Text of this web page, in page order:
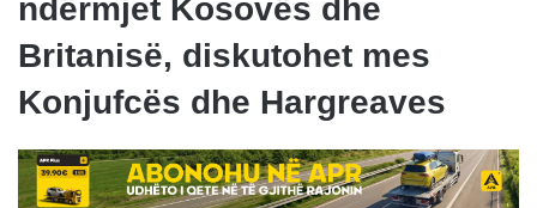
ndërmjet Kosovës dhe
Britanisë, diskutohet mes
Konjufcës dhe Hargreaves